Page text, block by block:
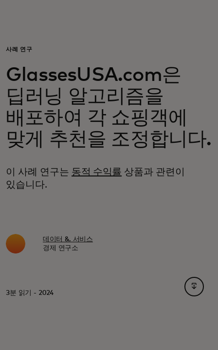
비즈니스 고객
모두를 위한 가치
이노베이터
뉴스 & 인사이트
사례 연구
GlassesUSA.com은
딥러닝 알고리즘을
배포하여 각 쇼핑객에
맞게 추천을 조정합니다.
이 사례 연구는 동적 수익률 상품과 관련이
있습니다.
데이터 &. 서비스
경제 연구소
3분 읽기 - 2024
새 탭에